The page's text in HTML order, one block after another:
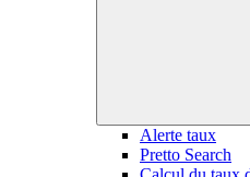
Alerte taux
Pretto Search